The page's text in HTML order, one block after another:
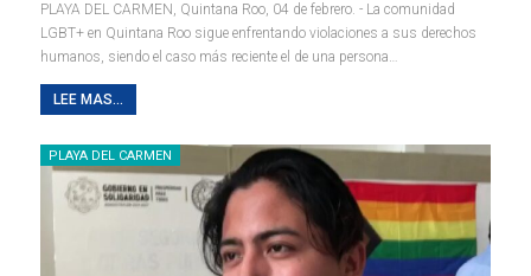
PLAYA DEL CARMEN, Quintana Roo, 04 de febrero. - La comunidad
LGBT+ en Quintana Roo sigue enfrentando violaciones a sus derechos
humanos, siendo el caso más reciente el de una persona…
LEE MAS...
PLAYA DEL CARMEN